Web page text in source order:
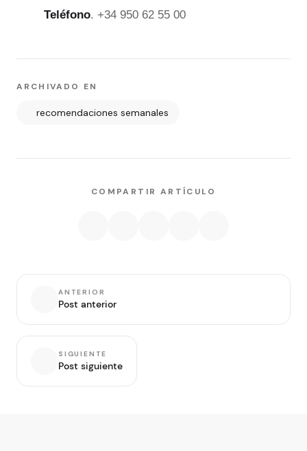
Teléfono. +34 950 62 55 00
ARCHIVADO EN
recomendaciones semanales
COMPARTIR ARTÍCULO
ANTERIOR
Post anterior
SIGUIENTE
Post siguiente